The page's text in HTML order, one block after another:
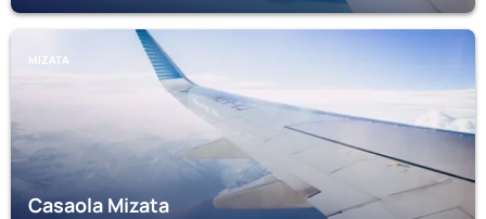
MIZATA
Casaola Mizata